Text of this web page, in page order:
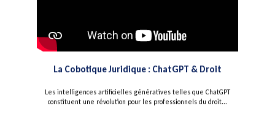
La Cobotique Juridique : ChatGPT & Droit
Les intelligences artificielles génératives telles que ChatGPT
constituent une révolution pour les professionnels du droit...